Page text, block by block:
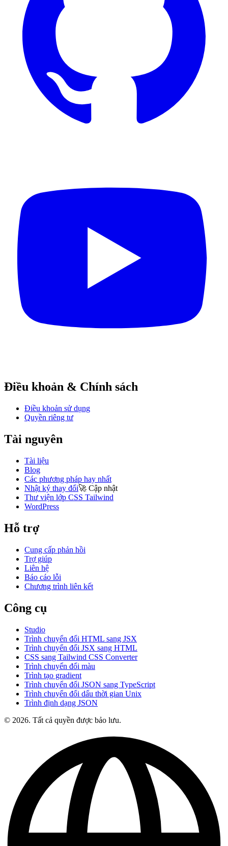
Điều khoản & Chính sách
Điều khoản sử dụng
Quyền riêng tư
Tài nguyên
Tài liệu
Blog
Các phương pháp hay nhất
Nhật ký thay đổi🚀 Cập nhật
Thư viện lớp CSS Tailwind
WordPress
Hỗ trợ
Cung cấp phản hồi
Trợ giúp
Liên hệ
Báo cáo lỗi
Chương trình liên kết
Công cụ
Studio
Trình chuyển đổi HTML sang JSX
Trình chuyển đổi JSX sang HTML
CSS sang Tailwind CSS Converter
Trình chuyển đổi màu
Trình tạo gradient
Trình chuyển đổi JSON sang TypeScript
Trình chuyển đổi dấu thời gian Unix
Trình định dạng JSON
© 2026. Tất cả quyền được bảo lưu.